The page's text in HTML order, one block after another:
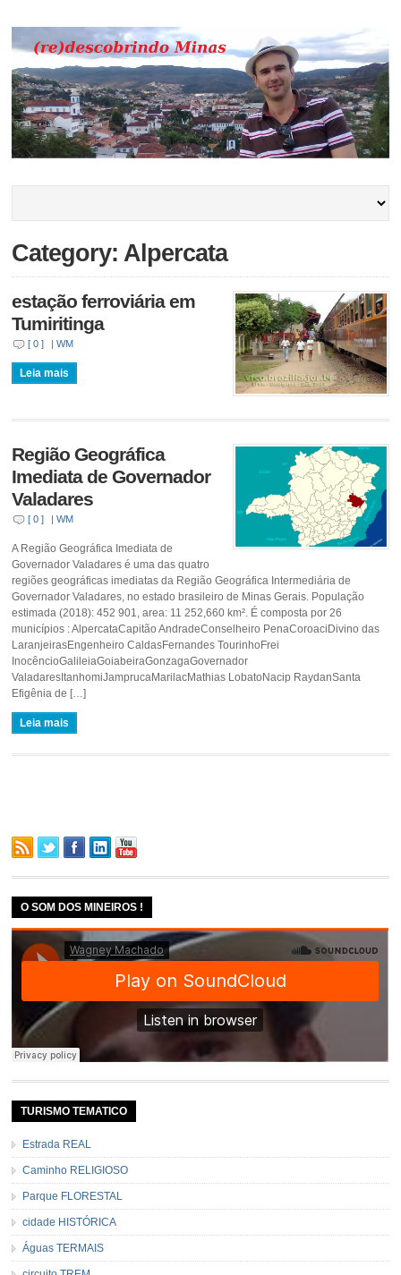
Category: Alpercata
estação ferroviária em
Tumiritinga
[ 0 ] |WM
Leia mais
Região Geográfica
Imediata de Governador
Valadares
[ 0 ] |WM
A Região Geográfica Imediata de
Governador Valadares é uma das quatro
regiões geográficas imediatas da Região Geográfica Intermediária de
Governador Valadares, no estado brasileiro de Minas Gerais. População
estimada (2018): 452 901, area: 11 252,660 km². É composta por 26
municípios : AlpercataCapitão AndradeConselheiro PenaCoroaciDivino das
LaranjeirasEngenheiro CaldasFernandes TourinhoFrei
InocêncioGalileiaGoiabeiraGonzagaGovernador
ValadaresItanhomiJamprucaMarilacMathias LobatoNacip RaydanSanta
Efigênia de […]
Leia mais
O SOM DOS MINEIROS !
TURISMO TEMATICO
Estrada REAL
Caminho RELIGIOSO
Parque FLORESTAL
cidade HISTÓRICA
Águas TERMAIS